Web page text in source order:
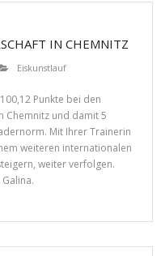
IN CHEMNITZ
Eiskunstlauf
Punkte bei den
Chemnitz und damit 5
Mit Ihrer Trainerin
weiteren internationalen
weiter verfolgen.